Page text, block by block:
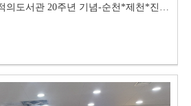
한여름밤의 도서관(기적의도서관 20주년 기념-순천*제천*진해 동시 진행)